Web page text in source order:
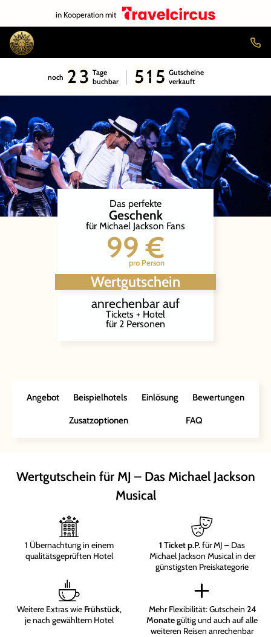
in Kooperation mit
noch 23 Tage
buchbar
51 5 Gutscheine
verkauft
Das perfekte
Geschenk
für Michael Jackson Fans
99 €
pro Person
Wertgutschein
anrechenbar auf
Tickets + Hotel
für 2 Personen
Angebot Beispielhotels Einlösung Bewertungen
Zusatzoptionen FAQ
Wertgutschein für MJ – Das Michael Jackson
Musical
1 Übernachtung in einem
qualitätsgeprüften Hotel
1 Ticket p.P.für MJ – Das
Michael Jackson Musical in der
günstigsten Preiskategorie
Weitere Extras wie Frühstück,
je nach gewähltem Hotel
Mehr Flexibilität: Gutschein 24
Monategültig und auch auf alle
weiteren Reisen anrechenbar